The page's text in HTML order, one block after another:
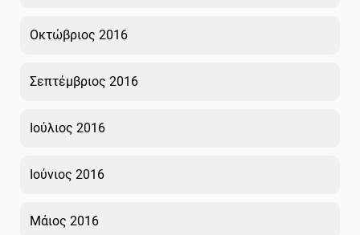
Οκτώβριος 2016
Σεπτέμβριος 2016
Ιούλιος 2016
Ιούνιος 2016
Μάιος 2016